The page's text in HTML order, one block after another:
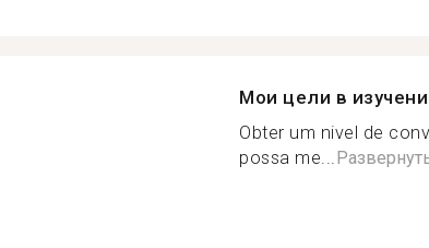
Мои цели в
Obter um nivel de
possa me...